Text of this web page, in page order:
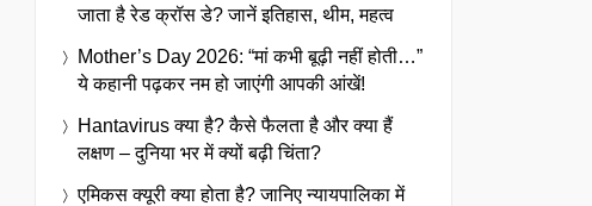
जाता है रेड क्रॉस डे? जानें इतिहास, थीम, महत्व
Mother’s Day 2026: “मां कभी बूढ़ी नहीं होती…”
ये कहानी पढ़कर नम हो जाएंगी आपकी आंखें!
Hantavirus क्या है? कैसे फैलता है और क्या हैं
लक्षण – दुनिया भर में क्यों बढ़ी चिंता?
एमिकस क्यूरी क्या होता है? जानिए न्यायपालिका में